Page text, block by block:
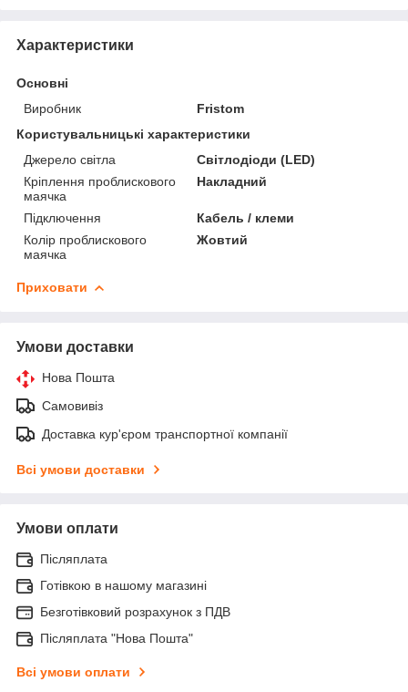
Характеристики
Основні
Виробник
Fristom
Користувальницькі характеристики
Джерело світла
Світлодіоди (LED)
Кріплення проблискового
маячка
Накладний
Підключення
Кабель / клеми
Колір проблискового
маячка
Жовтий
Приховати
Умови доставки
Нова Пошта
Самовивіз
Доставка кур'єром транспортної компанії
Всі умови доставки
Умови оплати
Післяплата
Готівкою в нашому магазині
Безготівковий розрахунок з ПДВ
Післяплата "Нова Пошта"
Всі умови оплати